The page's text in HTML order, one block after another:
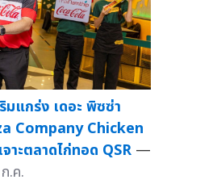
มแกร่ง เดอะ พิซซ่า
Company Chicken
าะตลาดไก่ทอด QSR —
.ค.